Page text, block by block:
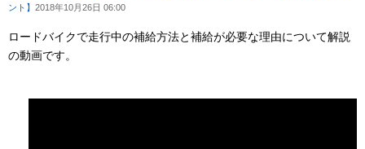
ント】 2018年10月26日 06:00
ロードバイクで走行中の補給方法と補給が必要な理由について解説
の動画です。